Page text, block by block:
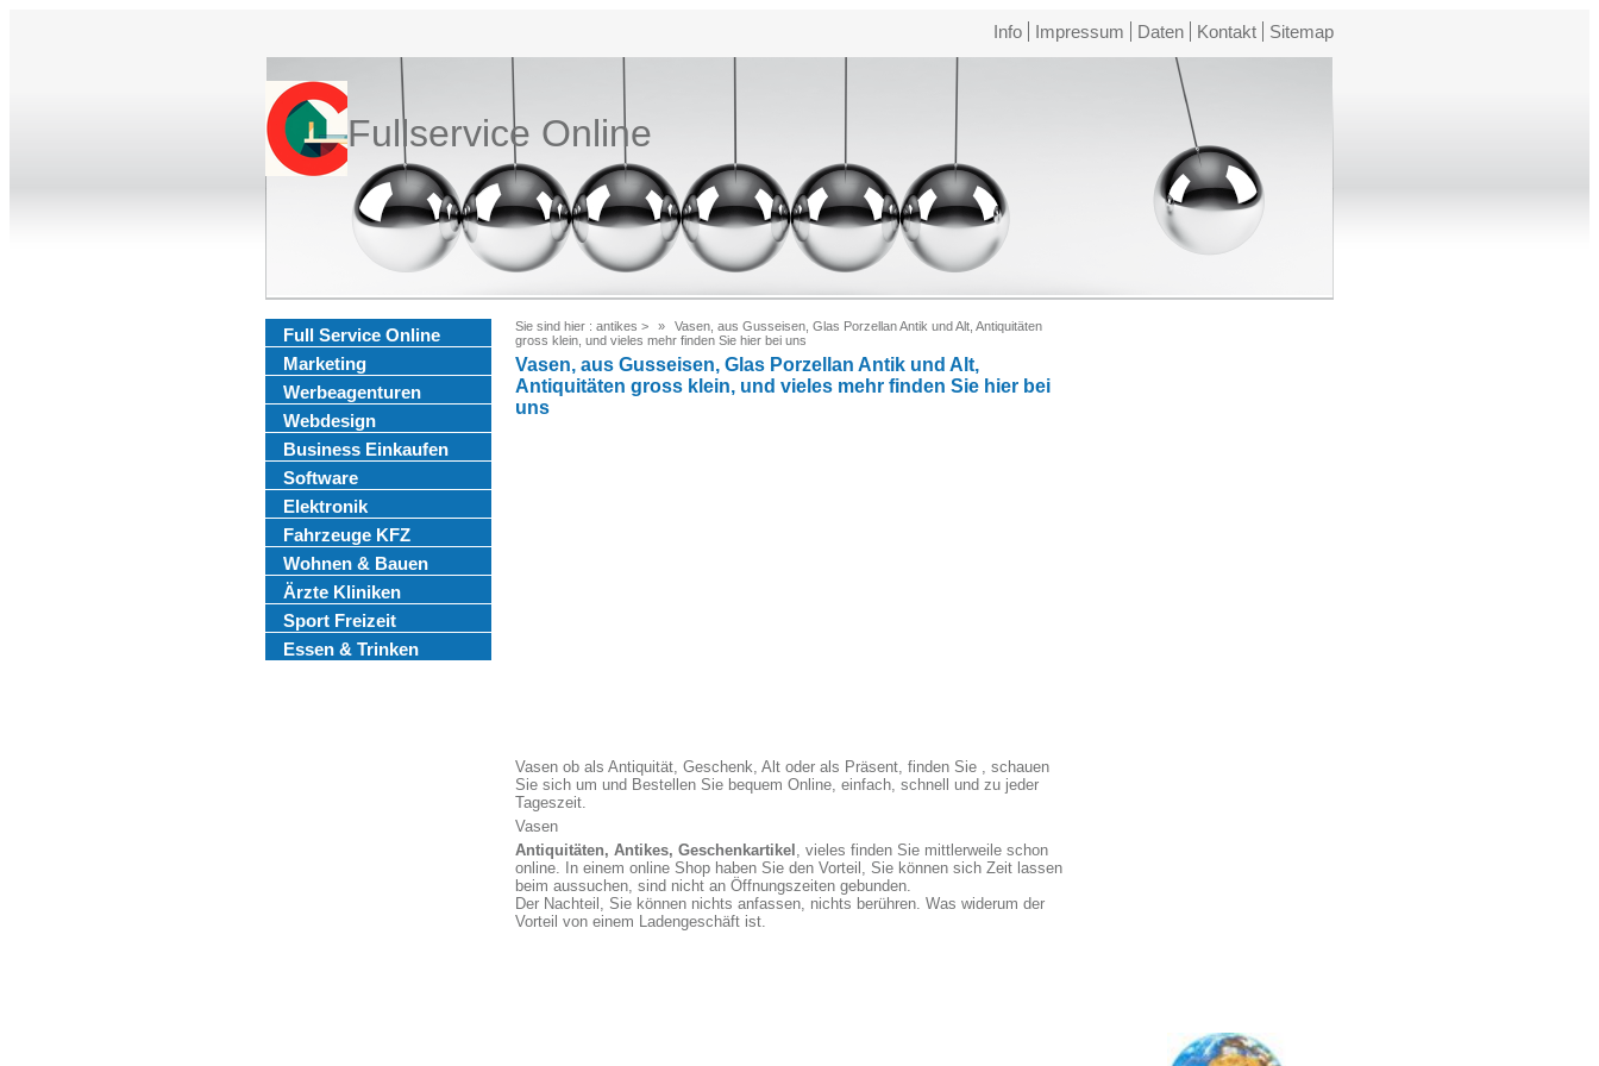
Info Impressum Daten Kontakt Sitemap
Fullservice Online
Full Service Online
Marketing
Werbeagenturen
Webdesign
Business Einkaufen
Software
Elektronik
Fahrzeuge KFZ
Wohnen & Bauen
Ärzte Kliniken
Sport Freizeit
Essen & Trinken
Sie sind hier : antikes >
Vasen, aus Gusseisen, Glas Porzellan Antik und Alt, Antiquitäten
gross klein, und vieles mehr finden Sie hier bei uns
Vasen, aus Gusseisen, Glas Porzellan Antik und Alt,
Antiquitäten gross klein, und vieles mehr finden Sie hier bei
uns
Vasen ob als Antiquität, Geschenk, Alt oder als Präsent, finden Sie , schauen
Sie sich um und Bestellen Sie bequem Online, einfach, schnell und zu jeder
Tageszeit.
Vasen
Antiquitäten, Antikes, Geschenkartikel , vieles finden Sie mittlerweile schon
online. In einem online Shop haben Sie den Vorteil, Sie können sich Zeit lassen
beim aussuchen, sind nicht an Öffnungszeiten gebunden.
Der Nachteil, Sie können nichts anfassen, nichts berühren. Was widerum der
Vorteil von einem Ladengeschäft ist.